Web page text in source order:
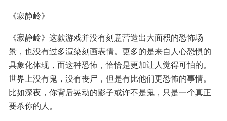
《寂静岭》
《寂静岭》这款游戏并没有刻意营造出大面积的恐怖场
景，也没有过多渲染刻画表情。更多的是来自人心恐惧的
具象化体现，而这种恐怖，恰恰是更加让人觉得可怕的。
世界上没有鬼，没有丧尸，但是有比他们更恐怖的事情。
比如深夜，你背后晃动的影子或许不是鬼，只是一个真正
要杀你的人。